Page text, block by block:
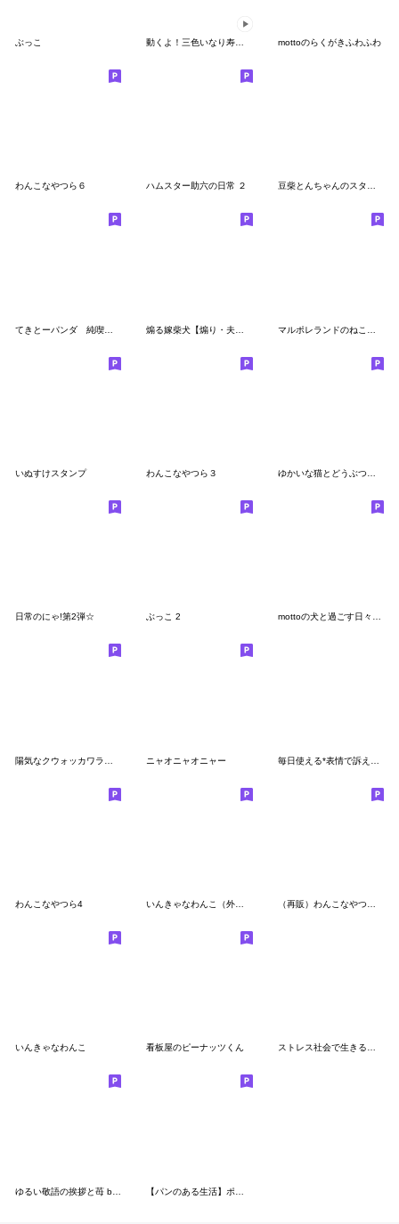
ぶっこ mottoのらくがきふわふわ
わんこなやつら６ ハムスター助六の日常 ２ 豆柴とんちゃんのスタンプ２(文字付き)
いぬすけスタンプ わんこなやつら３ ゆかいな猫とどうぶつたちのスタンプ
日常のにゃ!第2弾☆ ぶっこ 2 mottoの犬と過ごす日々♡犬の日
ニャオニャオニャー
わんこなやつら4 （再販）わんこなやつら5【返事・相槌】
いんきゃなわんこ 看板屋のピーナッツくん ストレス社会で生きるネコ